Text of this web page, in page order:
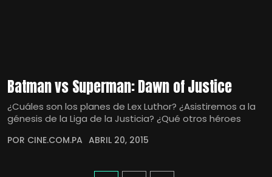
Batman vs Superman: Dawn of Justice
¿Cuáles son los planes de Lex Luthor? ¿Asistiremos a la
génesis de la Liga de la Justicia? ¿Qué otros héroes
POR CINE.COM.PA ABRIL 20, 2015